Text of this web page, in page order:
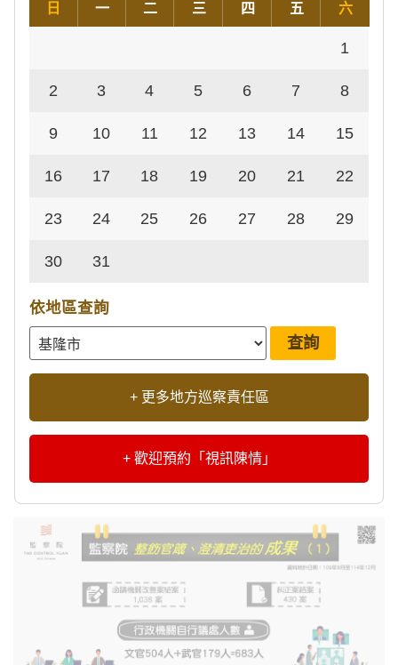
日 一 二 三 四 五 六
1
2 3 4 5 6 7 8
9 10 11 12 13 14 15
16 17 18 19 20 21 22
23 24 25 26 27 28 29
30 31
依地區查詢
+ 更多地方巡察責任區
+ 歡迎預約「視訊陳情」